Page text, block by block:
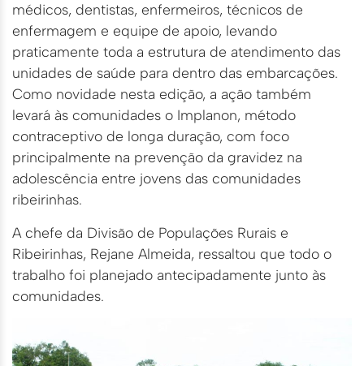
médicos, dentistas, enfermeiros, técnicos de
enfermagem e equipe de apoio, levando
praticamente toda a estrutura de atendimento das
unidades de saúde para dentro das embarcações.
Como novidade nesta edição, a ação também
levará às comunidades o Implanon, método
contraceptivo de longa duração, com foco
principalmente na prevenção da gravidez na
adolescência entre jovens das comunidades
ribeirinhas.
A chefe da Divisão de Populações Rurais e
Ribeirinhas, Rejane Almeida, ressaltou que todo o
trabalho foi planejado antecipadamente junto às
comunidades.